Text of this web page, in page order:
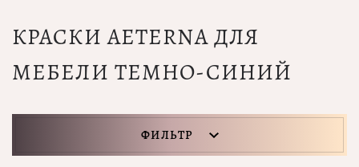
КРАСКИ AETERNA ДЛЯ
МЕБЕЛИ ТЕМНО-СИНИЙ
ФИЛЬТР